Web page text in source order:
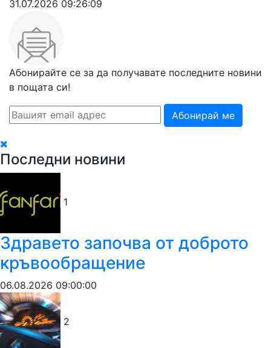
31.07.2026 09:26:09
Абонирайте се за да получавате последните новини
в пощата си!
Абонирай ме
Последни новини
1
Здравето започва от доброто
кръвообращение
06.08.2026 09:00:00
2